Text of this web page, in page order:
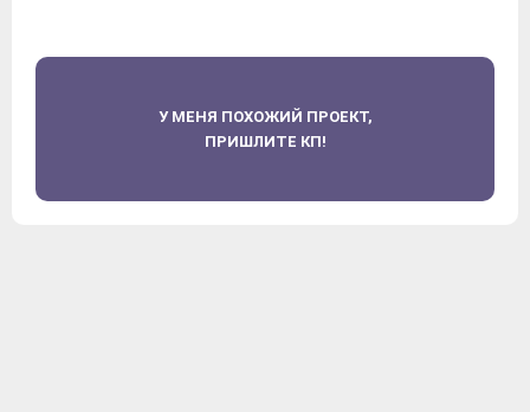
У МЕНЯ ПОХОЖИЙ ПРОЕКТ,
ПРИШЛИТЕ КП!